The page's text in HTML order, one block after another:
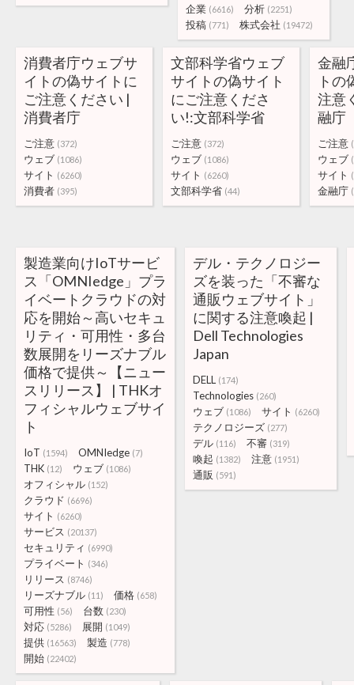
企業 (6616) 分析 (2251)
投稿 (771) 株式会社 (19472)
消費者庁ウェブサ
イトの偽サイトに
ご注意ください |
消費者庁
ご注意 (372)
ウェブ (1086)
サイト (6260)
消費者 (395)
文部科学省ウェブ
サイトの偽サイト
にご注意くださ
い!:文部科学省
ご注意 (372)
ウェブ (1086)
サイト (6260)
文部科学省 (44)
金融
トの
注意
融庁
ご注意
ウェブ
サイト
金融庁
製造業向けIoTサービ
ス「OMNIedge」プラ
イベートクラウドの対
応を開始～高いセキュ
リティ・可用性・多台
数展開をリーズナブル
価格で提供～【ニュー
スリリース】 | THKオ
フィシャルウェブサイ
ト
IoT (1594) OMNIedge (7)
THK (12) ウェブ (1086)
オフィシャル (152)
クラウド (6696)
サイト (6260)
サービス (20137)
セキュリティ (6990)
プライベート (346)
リリース (8746)
リーズナブル (11) 価格 (658)
可用性 (56) 台数 (230)
対応 (5286) 展開 (1049)
提供 (16563) 製造 (778)
開始 (22402)
デル・テクノロジー
ズを装った「不審な
通販ウェブサイト」
に関する注意喚起 |
Dell Technologies
Japan
DELL (174)
Technologies (260)
ウェブ (1086) サイト (6260)
テクノロジーズ (277)
デル (116) 不審 (319)
喚起 (1382) 注意 (1951)
通販 (591)